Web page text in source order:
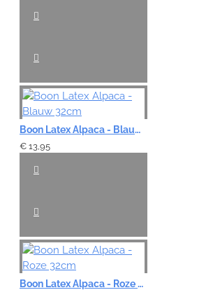
Boon Latex Alpaca - Blauw 32cm
€ 13,95
Boon Latex Alpaca - Roze 32cm